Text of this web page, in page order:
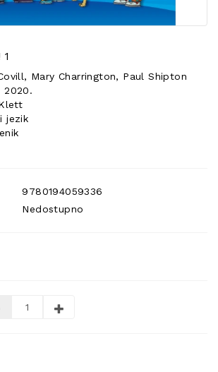
Mary Charrington, Paul Shipton
2020.
jezik
9780194059336
Nedostupno